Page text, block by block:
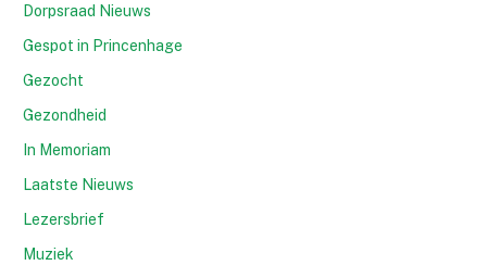
Dorpsraad Nieuws
Gespot in Princenhage
Gezocht
Gezondheid
In Memoriam
Laatste Nieuws
Lezersbrief
Muziek